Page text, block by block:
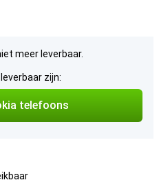
meer leverbaar.
zijn:
telefoons